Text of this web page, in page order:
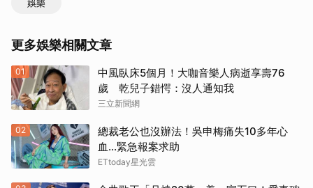
娛樂
更多娛樂相關文章
01
中風臥床5個月！大咖音樂人病逝享壽76
歲 乾兒子錯愕：沒人通知我
三立新聞網
02
總裁老公也沒辦法！吳申梅痛失10多年心
血...緊急報案求助
ETtoday星光雲